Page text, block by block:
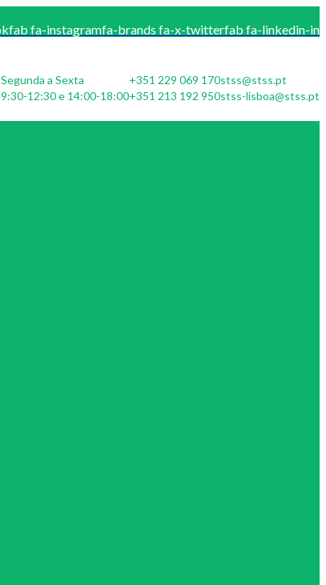
fab fa-instagramfa-brands fa-x-twitterfab fa-linkedin-in
Segunda a Sexta
9:30-12:30 e 14:00-18:00
+351 229 069 170
+351 213 192 950
stss@stss.pt
stss-lisboa@stss.pt